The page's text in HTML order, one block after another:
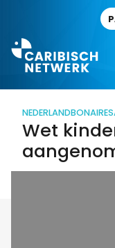
NEDERLANDBONAIRE
Wet